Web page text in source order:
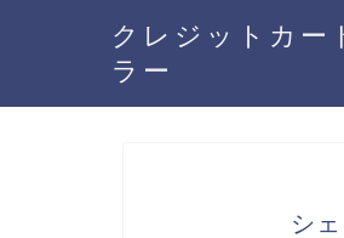
クレジットカー
ラー
シ